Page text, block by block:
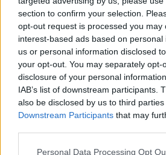
section to confirm your selection.
opt-out request is processed you may
interest-based ads based on
us or personal information disclosed
your opt-out. You may separately opt-
disclosure of your personal
IAB’s list of downstream participants.
also be disclosed by us to third
Downstream Participants that may
Personal Data Processing Opt
Capacita Jovem de
jovens ao mundo do